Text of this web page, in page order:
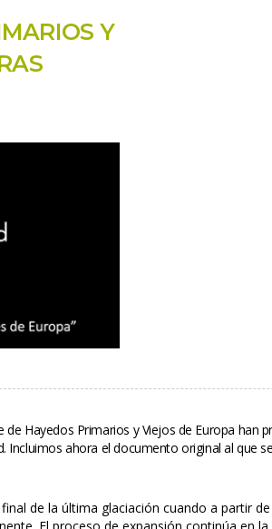
Y
Hayedos Primarios y Viejos de Europa han
ahora el documento original al que
de la última glaciación cuando a partir